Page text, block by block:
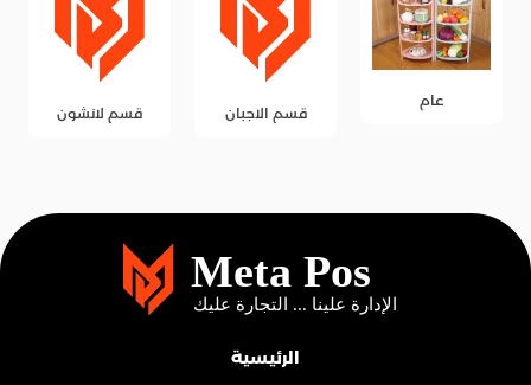
عام
قسم الاجبان قسم لانشون
الرئيسية